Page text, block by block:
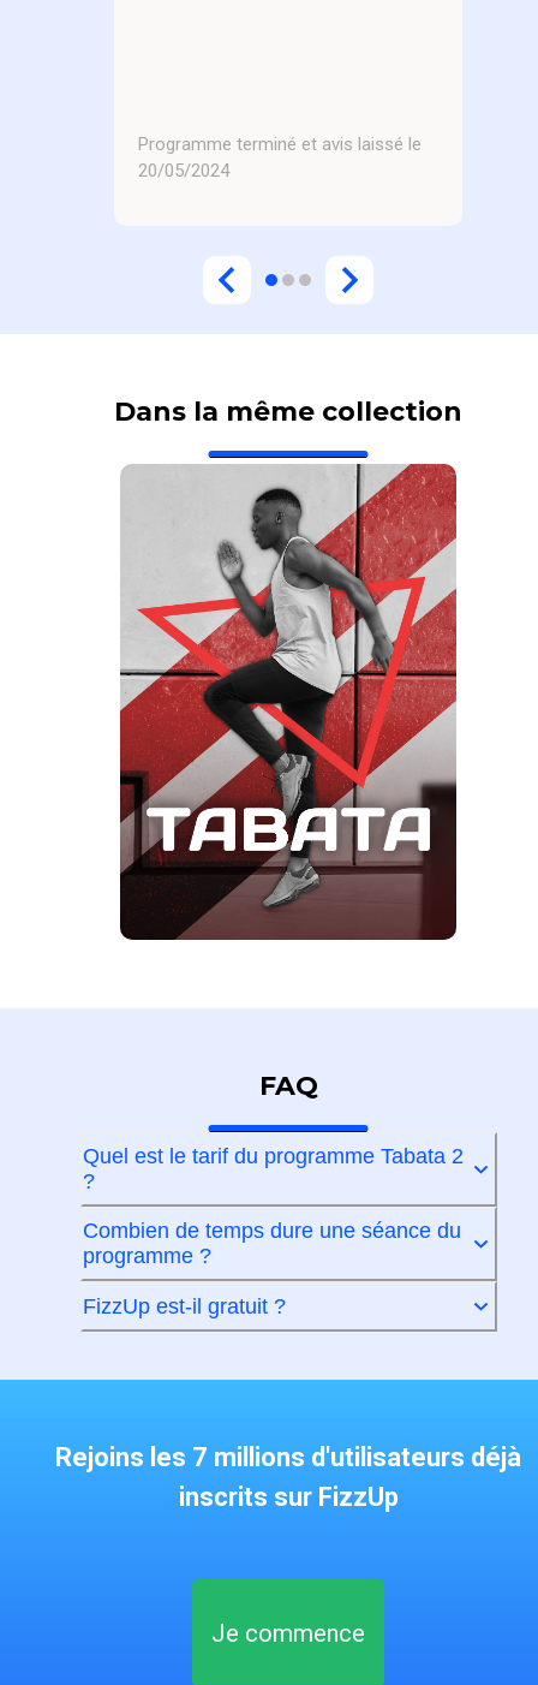
Programme terminé et avis laissé le
20/05/2024
Dans la même collection
FAQ
Quel est le tarif du programme Tabata 2
?
Combien de temps dure une séance du
programme ?
FizzUp est-il gratuit ?
Rejoins les 7 millions d'utilisateurs déjà
inscrits sur FizzUp
Je commence